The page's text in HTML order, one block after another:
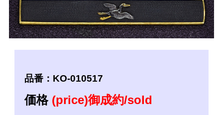
品番：KO-010517
価格 (price)御成約/sold